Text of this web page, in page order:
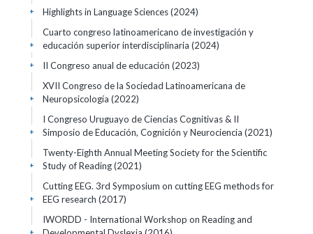
Highlights in Language Sciences(2024)
+
Cuarto congreso latinoamericano de investigación y
educación superior interdisciplinaria (2024)
+
II Congreso anual de educación (2023)
+
XVII Congreso de la Sociedad Latinoamericana de
Neuropsicología (2022)
+
I Congreso Uruguayo de Ciencias Cognitivas & II
Simposio de Educación, Cognición y Neurociencia (2021)
+
Twenty-Eighth Annual Meeting Society for the Scientific
Study of Reading(2021)
+
Cutting EEG. 3rd Symposium on cutting EEG methods for
EEG research (2017)
+
IWORDD - International Workshop on Reading and
+